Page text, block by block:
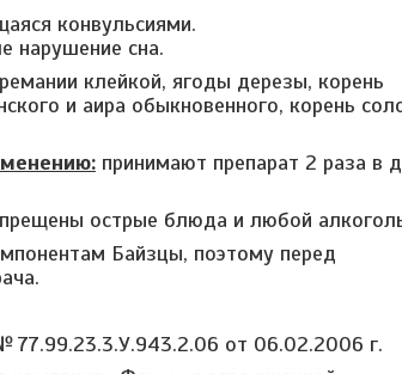
конвульсиями.
нарушение сна.
клейкой, ягоды дерезы, корень
и аира обыкновенного, корень
принимают препарат 2 раза в
острые блюда и любой
Байзцы, поэтому перед
77.99.23.3.У.943.2.06 от 06.02.2006 г.